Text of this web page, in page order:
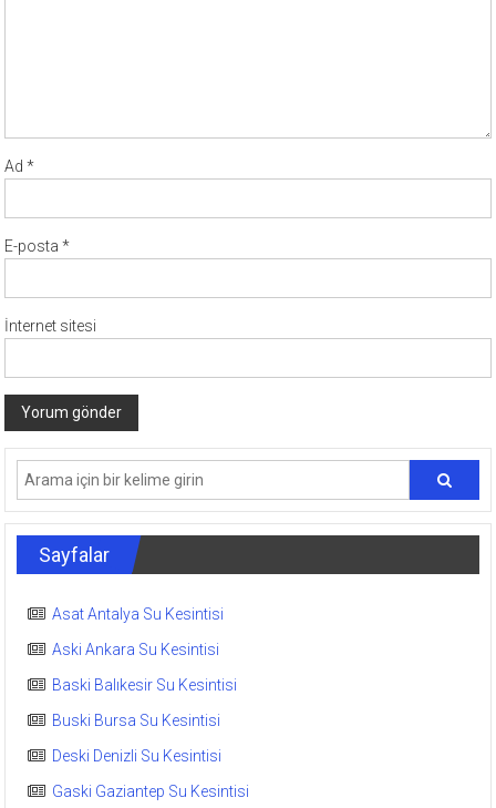
Ad*
E-posta*
İnternet sitesi
Sayfalar
Asat Antalya Su Kesintisi
Aski Ankara Su Kesintisi
Baski Balıkesir Su Kesintisi
Buski Bursa Su Kesintisi
Deski Denizli Su Kesintisi
Gaski Gaziantep Su Kesintisi